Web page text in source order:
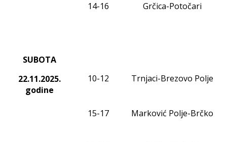
14-16 Grčica-Potočari
SUBOTA
22.11.2025.
godine
10-12 Trnjaci-Brezovo Polje
15-17 Marković Polje-Brčko